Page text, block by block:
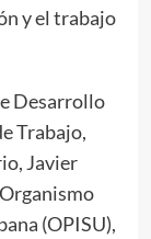
y el trabajo
Desarrollo
Trabajo,
Javier
(OPISU),